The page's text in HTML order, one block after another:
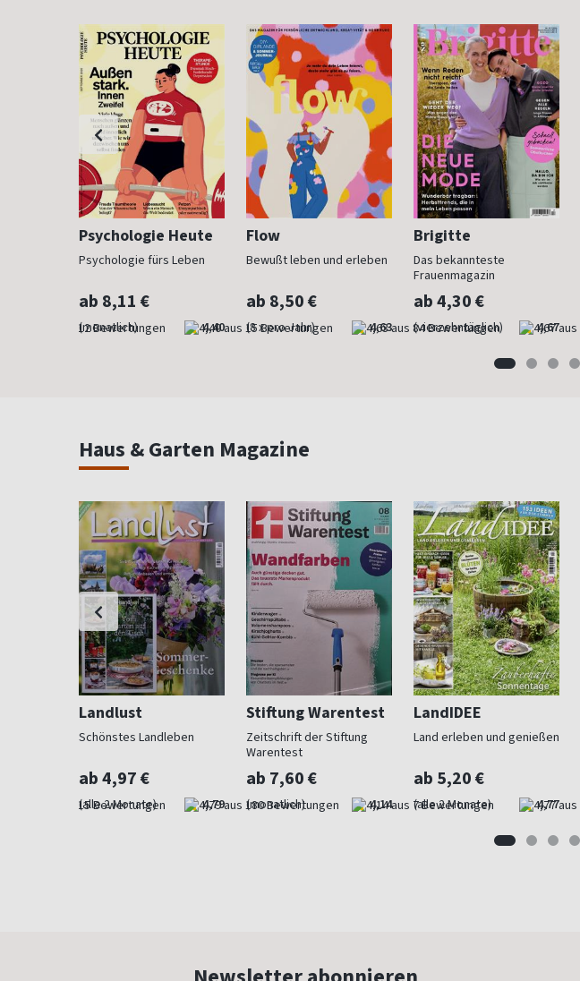
Psychologie Heute
Psychologie fürs Leben
ab 8,11 €
(monatlich) 4,40
Flow
Bewußt leben und erleben
ab 8,50 €
(8 x pro Jahr) 4,63
Brigitte
Das bekannteste
Frauenmagazin
ab 4,30 €
(vierzehntäglich) 4,67
Haus & Garten Magazine
Landlust
Schönstes Landleben
ab 4,97 €
(alle 2 Monate) 4,79
Stiftung Warentest
Zeitschrift der Stiftung
Warentest
ab 7,60 €
(monatlich) 4,14
LandIDEE
Land erleben und genießen
ab 5,20 €
(alle 2 Monate) 4,77